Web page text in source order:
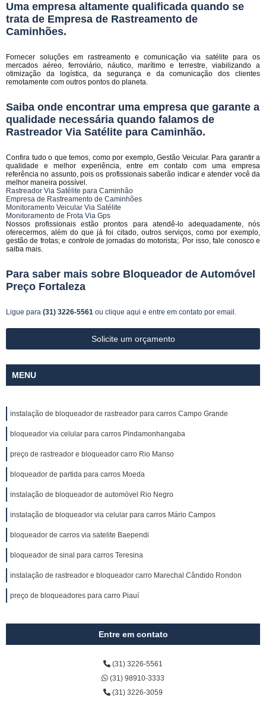
Uma empresa altamente qualificada quando se
trata de Empresa de Rastreamento de
Caminhões.
Fornecer soluções em rastreamento e comunicação via satélite para os
mercados aéreo, ferroviário, náutico, marítimo e terrestre, viabilizando a
otimização da logística, da segurança e da comunicação dos clientes
remotamente com outros pontos do planeta.
Saiba onde encontrar uma empresa que garante a
qualidade necessária quando falamos de
Rastreador Via Satélite para Caminhão.
Confira tudo o que temos, como por exemplo, Gestão Veicular. Para garantir a
qualidade e melhor experiência, entre em contato com uma empresa
referência no assunto, pois os profissionais saberão indicar e atender você da
melhor maneira possível.
Rastreador Via Satélite para Caminhão
Empresa de Rastreamento de Caminhões
Monitoramento Veicular Via Satélite
Monitoramento de Frota Via Gps
Nossos profissionais estão prontos para atendê-lo adequadamente, nós
oferecermos, além do que já foi citado, outros serviços, como por exemplo,
gestão de frotas; e controle de jornadas do motorista;. Por isso, fale conosco e
saiba mais.
Para saber mais sobre Bloqueador de Automóvel
Preço Fortaleza
Ligue para (31) 3226-5561 ou clique aqui e entre em contato por email.
Solicite um orçamento
MENU
instalação de bloqueador de rastreador para carros Campo Grande
bloqueador via celular para carros Pindamonhangaba
preço de rastreador e bloqueador carro Rio Manso
bloqueador de partida para carros Moeda
instalação de bloqueador de automóvel Rio Negro
instalação de bloqueador via celular para carros Mário Campos
bloqueador de carros via satelite Baependi
bloqueador de sinal para carros Teresina
instalação de rastreador e bloqueador carro Marechal Cândido Rondon
preço de bloqueadores para carro Piauí
Entre em contato
(31) 3226-5561
(31) 98910-3333
(31) 3226-3059